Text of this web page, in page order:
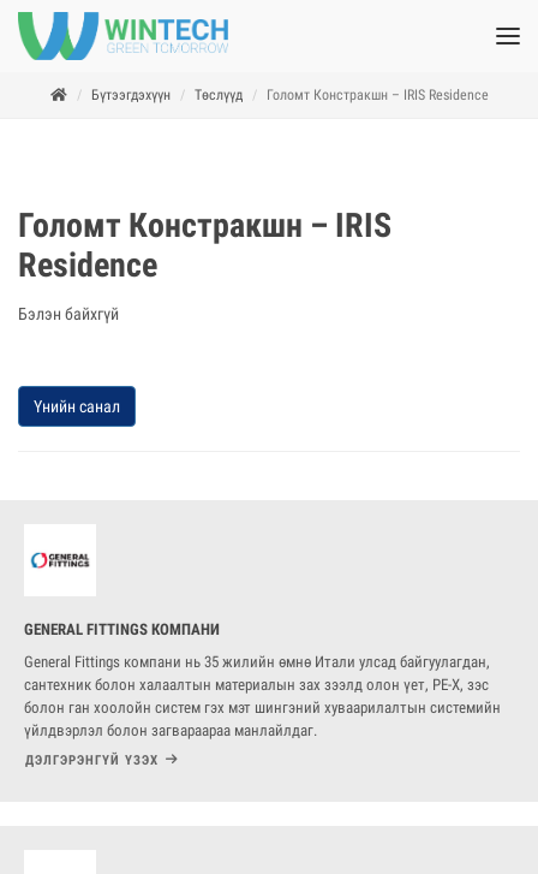
Бүтээгдэхүүн Төслүүд Голомт Констракшн – IRIS Residence
Голомт Констракшн – IRIS
Residence
Бэлэн байхгүй
Үнийн санал
GENERAL FITTINGS КОМПАНИ
General Fittings компани нь 35 жилийн өмнө Итали улсад байгуулагдан,
сантехник болон халаалтын материалын зах зээлд олон үет, PE-X, зэс
болон ган хоолойн систем гэх мэт шингэний хуваарилалтын системийн
үйлдвэрлэл болон загвараараа манлайлдаг.
ДЭЛГЭРЭНГҮЙ ҮЗЭХ